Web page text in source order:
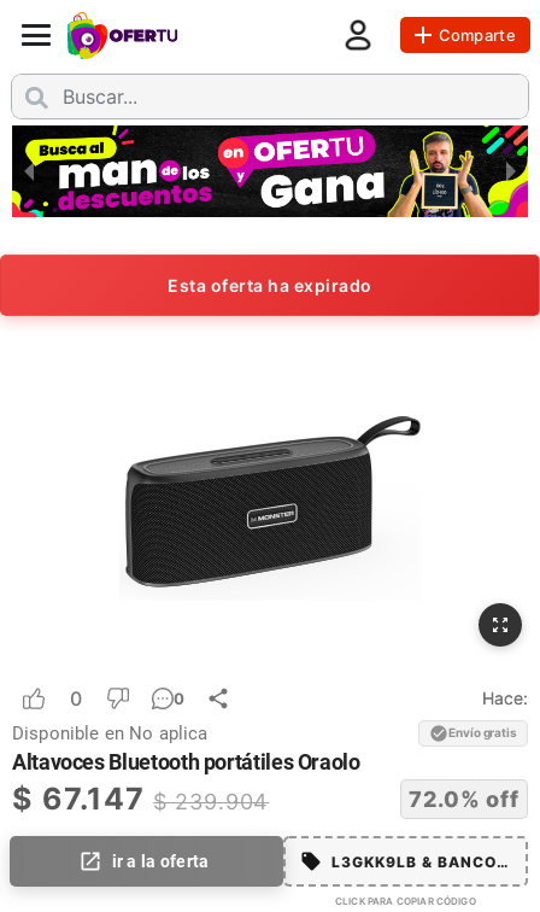
Comparte
Esta oferta ha expirado
0 0 Hace:
Disponible en No aplica Envío gratis
Altavoces Bluetooth portátiles Oraolo
$ 67.147 $239.904 72.0% off
ir a la oferta L3GKK9LB &
CLICK PARA COPIAR CÓDIGO